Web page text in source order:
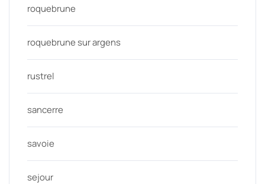
roquebrune
roquebrune sur argens
rustrel
sancerre
savoie
sejour